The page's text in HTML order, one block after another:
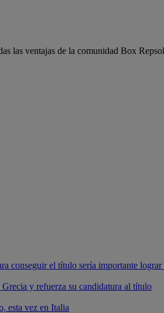
las ventajas de la comunidad Box
conseguir el título sería importante
y refuerza su candidatura al título
esta vez en Italia